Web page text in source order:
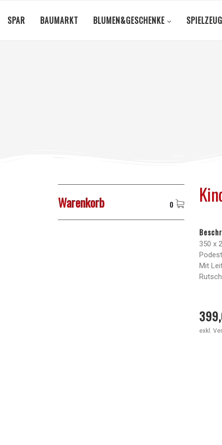
SPAR BAUMARKT BLUMEN&GESCHENKE SPIELZEUG
Warenkorb 0
350 x
Mit
exkl.